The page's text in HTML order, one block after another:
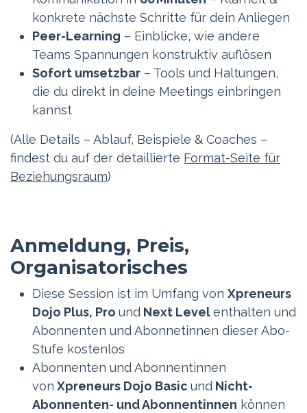
konkrete nächste Schritte für dein Anliegen
Peer-Learning – Einblicke, wie andere
Teams Spannungen konstruktiv auflösen
Sofort umsetzbar – Tools und Haltungen,
die du direkt in deine Meetings einbringen
kannst
(Alle Details – Ablauf, Beispiele & Coaches –
findest du auf der detaillierte Format-Seite für
Beziehungsraum)
Anmeldung, Preis,
Organisatorisches
Diese Session ist im Umfang von Xpreneurs
Dojo Plus, Pro und Next Levelenthalten und
Abonnenten und Abonnetinnen dieser Abo-
Stufe kostenlos
Abonnenten und Abonnentinnen
von Xpreneurs Dojo Basic und Nicht-
Abonnenten- und Abonnentinnen können